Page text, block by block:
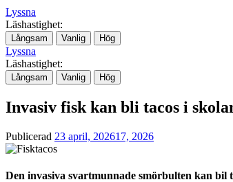
Lyssna
Läshastighet:
Långsam Vanlig Hög
Lyssna
Läshastighet:
Långsam Vanlig Hög
Invasiv fisk kan bli tacos i
Publicerad 23 april, 202617, 2026
Den invasiva svartmunnade smörbulten kan bil